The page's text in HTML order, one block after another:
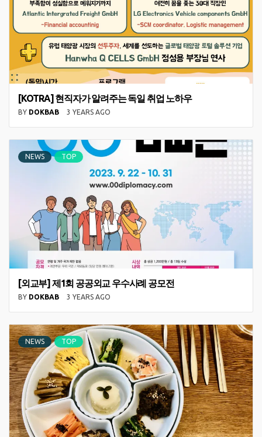
[KOTRA] 현직자가 알려주는 독일 취업 노하우
BY DOKBAB 3 YEARS AGO
NEWS TOP
[외교부] 제1회 공공외교 우수사례 공모전
BY DOKBAB 3 YEARS AGO
NEWS TOP